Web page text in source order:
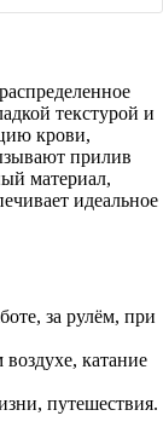
текстурой и
крови,
прилив
материал,
идеальное
за рулём, при
катание
путешествия.